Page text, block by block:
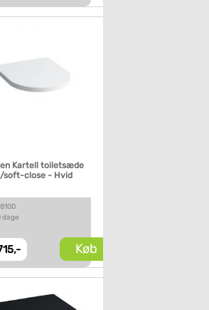
Kartell toiletsæde
soft-close - Hvid
dage
Køb